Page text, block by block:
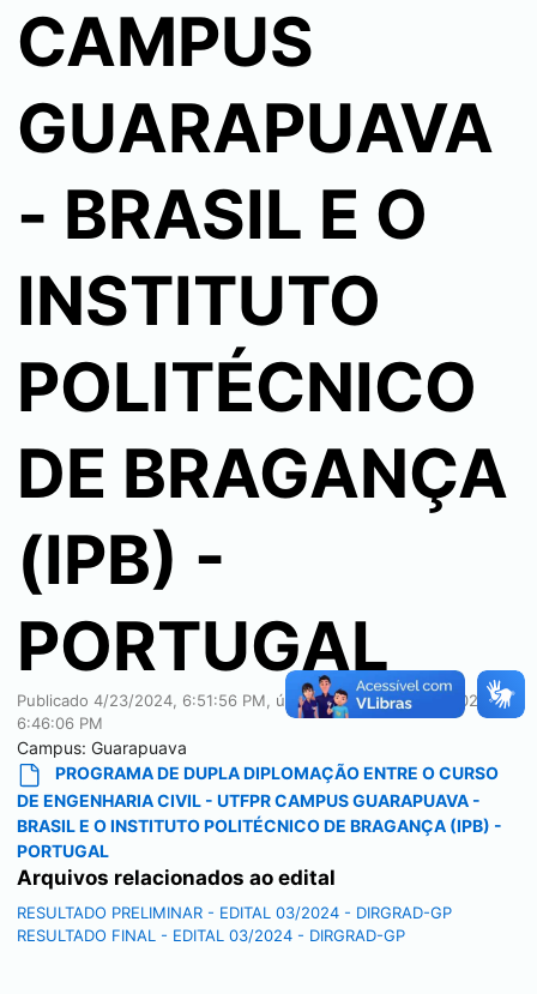
CAMPUS
GUARAPUAVA
- BRASIL E O
INSTITUTO
POLITÉCNICO
DE BRAGANÇA
(IPB) -
PORTUGAL
Publicado 4/23/2024, 6:51:56 PM , última modificação
5/3/2024,
6:46:06 PM
Campus: Guarapuava
PROGRAMA DE DUPLA DIPLOMAÇÃO ENTRE O CURSO
DE ENGENHARIA CIVIL - UTFPR CAMPUS GUARAPUAVA -
BRASIL E O INSTITUTO POLITÉCNICO DE BRAGANÇA (IPB) -
PORTUGAL
Arquivos relacionados ao edital
RESULTADO PRELIMINAR - EDITAL 03/2024 - DIRGRAD-GP
RESULTADO FINAL - EDITAL 03/2024 - DIRGRAD-GP